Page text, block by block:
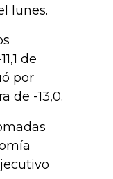
lunes.
de
por
de -13,0.